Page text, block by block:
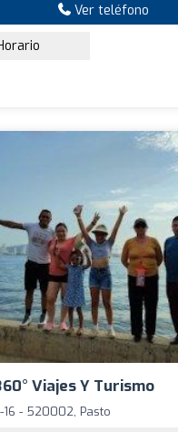
Ver teléfono
Viajes Y Turismo
16 - 520002, Pasto